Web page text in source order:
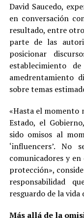
David Saucedo,
en conversación
resultado, entre
parte de las
posicionar
establecimiento
amedrentamiento
sobre temas
«Hasta el momento
Estado, el
sido omisos al
‘influencers’.
comunicadores y
protección»,
responsabilidad
resguardo de la vida
Más allá de la